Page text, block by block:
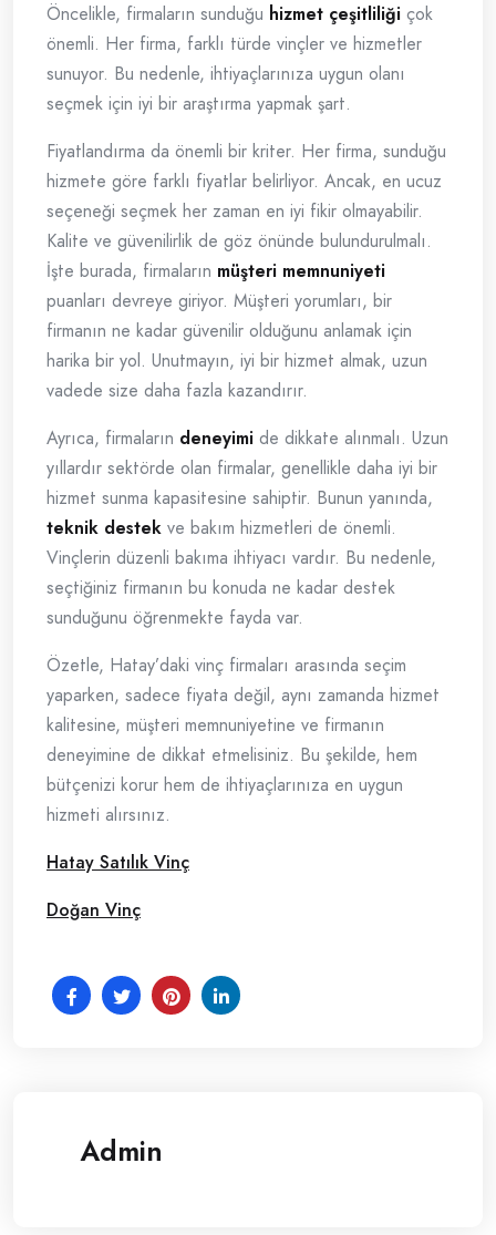
Öncelikle, firmaların sunduğu hizmet çeşitliliği çok
önemli. Her firma, farklı türde vinçler ve hizmetler
sunuyor. Bu nedenle, ihtiyaçlarınıza uygun olanı
seçmek için iyi bir araştırma yapmak şart.
Fiyatlandırma da önemli bir kriter. Her firma, sunduğu
hizmete göre farklı fiyatlar belirliyor. Ancak, en ucuz
seçeneği seçmek her zaman en iyi fikir olmayabilir.
Kalite ve güvenilirlik de göz önünde bulundurulmalı.
İşte burada, firmaların müşteri memnuniyeti
puanları devreye giriyor. Müşteri yorumları, bir
firmanın ne kadar güvenilir olduğunu anlamak için
harika bir yol. Unutmayın, iyi bir hizmet almak, uzun
vadede size daha fazla kazandırır.
Ayrıca, firmaların deneyimi de dikkate alınmalı. Uzun
yıllardır sektörde olan firmalar, genellikle daha iyi bir
hizmet sunma kapasitesine sahiptir. Bunun yanında,
teknik destek ve bakım hizmetleri de önemli.
Vinçlerin düzenli bakıma ihtiyacı vardır. Bu nedenle,
seçtiğiniz firmanın bu konuda ne kadar destek
sunduğunu öğrenmekte fayda var.
Özetle, Hatay’daki vinç firmaları arasında seçim
yaparken, sadece fiyata değil, aynı zamanda hizmet
kalitesine, müşteri memnuniyetine ve firmanın
deneyimine de dikkat etmelisiniz. Bu şekilde, hem
bütçenizi korur hem de ihtiyaçlarınıza en uygun
hizmeti alırsınız.
Hatay Satılık Vinç
Doğan Vinç
Admin